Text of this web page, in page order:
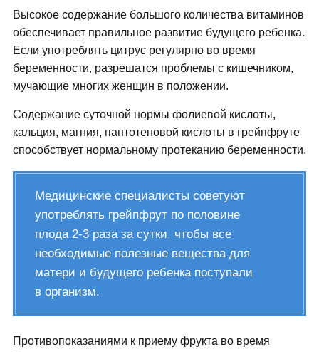
Высокое содержание большого количества витаминов
обеспечивает правильное развитие будущего ребенка.
Если употреблять цитрус регулярно во время
беременности, разрешатся проблемы с кишечником,
мучающие многих женщин в положении.
Содержание суточной нормы фолиевой кислоты,
кальция, магния, пантотеновой кислоты в грейпфруте
способствует нормальному протеканию беременности.
Медицинские специалисты советуют
употреблять грейпфрут по половине
плода 2-3 раза за сутки, чтобы все
необходимые полезные вещества для
матери и будущего ребенка поступали
в организм.
Противопоказаниями к приему фрукта во время